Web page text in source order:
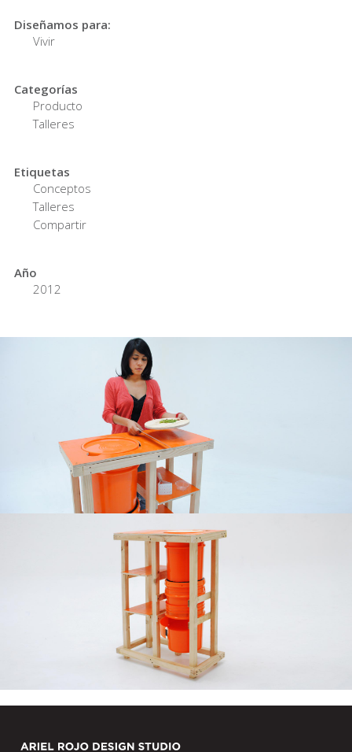
Diseñamos para:
Vivir
Categorías
Producto
Talleres
Etiquetas
Conceptos
Talleres
Compartir
Año
2012